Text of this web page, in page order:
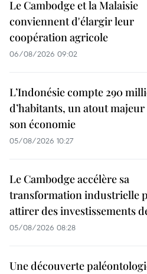
Le Cambodge et la Malaisie
conviennent d'élargir leur
coopération agricole
06/08/2026 09:02
L’Indonésie compte 290
d’habitants, un atout
son économie
05/08/2026 10:27
Le Cambodge accélère sa
transformation industrielle
attirer des investissements
05/08/2026 08:28
Une découverte